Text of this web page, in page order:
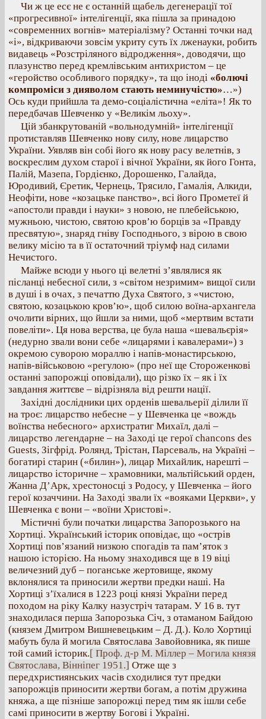
Чи ж це есє не є останній щабель дегенерації тої
«прогресивної» інтелігенції, яка пішла за принадою
«современних вогнів» матеріалізму? Останні точки над
«і», відкриваючи зовсім укриту суть їх лженауки, робить
видавець «Розстріляного відродження», доводячи, що
плазунство перед кремлівським антихристом – це
«геройство особливого порядку», та що іноді «болючі
компроміси з дияволом стають неминучістю»…»)
Ось куди прийшла та демо-соціалістична «еліта»! Як то
передбачав Шевченко у «Великім льоху».
Цій збанкрутованій «вольнодумній» інтелігенції
протиставляв Шевченко нову силу, нове лицарство
України. Уявляв він собі його як нову расу велетнів, з
воскреслим духом старої і вічної України, як його Гонта,
Палій, Мазепа, Гордієнко, Дорошенко, Галайда,
Юродивий, Єретик, Чернець, Трясило, Гамалія, Алкиди,
Неофіти, нове «козацьке панство», всі його Прометеї й
«апостоли правди і науки» з новою, не плебейською,
мужньою, чистою, святою кров’ю борців за «Правду
пресвятую», знаряд гніву Господнього, з вірою в свою
велику місію та в її остаточний тріумф над силами
Нечистого.
Майже всюди у нього ці велетні з’являлися як
післанці небесної сили, з «світом незримим» вищої сили
в душі і в очах, з печаттю Духа Святого, з «чистою,
святою, козацькою кров’ю», щоб силою воїна-архангела
очолити вірних, що йшли за ними, щоб «мертвим встати
повеліти». Ця нова верства, це була наша «шевальєрія»
(недурно звали вони себе «лицарями і кавалерами») з
окремою суворою мораллю і напів-монастирською,
напів-військовою «регулою» (про неї ще Стороженкові
останні запорожці оповідали), що різко їх – як і їх
завдання життєве – відрізняла від решти нації.
Західні дослідники цих орденів шевальерії ділили її
на троє: лицарство небесне – у Шевченка це «вождь
воїнства небесного» архистратиг Михаїл, далі –
лицарство легендарне – на Заході це герої chancons des
Guests, Зігфрід. Ролянд, Трістан, Парсеваль, на Україні –
богатирі старин («билин»), лицар Михайлик, нарешті –
лицарство історичне – храмовники, мальтійський орден,
Жанна Д’Арк, хрестоносці з Родосу, у Шевченка – його
герої козаччини. На Заході звали їх «вояками Церкви», у
Шевченка є вони – «воїни Христові».
Містичні були початки лицарства Запорозького на
Хортиці. Український історик оповідає, що «острів
Хортиці пов’язаний низкою спогадів та пам’яток з
нашою історією. На ньому знаходився ще в 19 віці
величезний дуб – поганське жертовище, якому
вклонялися та приносили жертви предки наші. На
Хортиці з’їхалися в 1223 році князі України перед
походом на ріку Калку назустріч татарам. У 16 в. тут
знаходилася перша Запорозька Січ, з отаманом Байдою
(князем Дмитром Вишневецьким – Д. Д.). Коло Хортиці
мабуть була й могила Святослава Завойовника, як пише
той самий історик.[ Проф. д-р М. Міллер – Могила князя
Святослава, Вінніпег 1951.] Отже ще з
передхристиянських часів сходилися тут предки
запорожців приносити жертви богам, а потім дружина
княжа, а ще пізніше запорожці перед тим як ішли себе
самі приносити в жертву Богові і Україні.